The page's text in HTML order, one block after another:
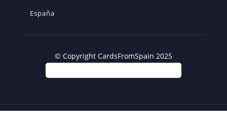
España
© Copyright CardsFromSpain 2025